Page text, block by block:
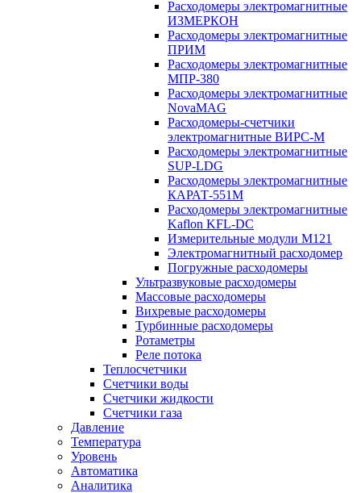
Расходомеры электромагнитные
ИЗМЕРКОН
Расходомеры электромагнитные
ПРИМ
Расходомеры электромагнитные
МПР-380
Расходомеры электромагнитные
NovaMAG
Расходомеры-счетчики
электромагнитные ВИРС-М
Расходомеры электромагнитные
SUP-LDG
Расходомеры электромагнитные
КАРАТ-551М
Расходомеры электромагнитные
Kaflon KFL-DC
Измерительные модули М121
Электромагнитный расходомер
Погружные расходомеры
Ультразвуковые расходомеры
Массовые расходомеры
Вихревые расходомеры
Турбинные расходомеры
Ротаметры
Реле потока
Теплосчетчики
Счетчики воды
Счетчики жидкости
Счетчики газа
Давление
Температура
Уровень
Автоматика
Аналитика